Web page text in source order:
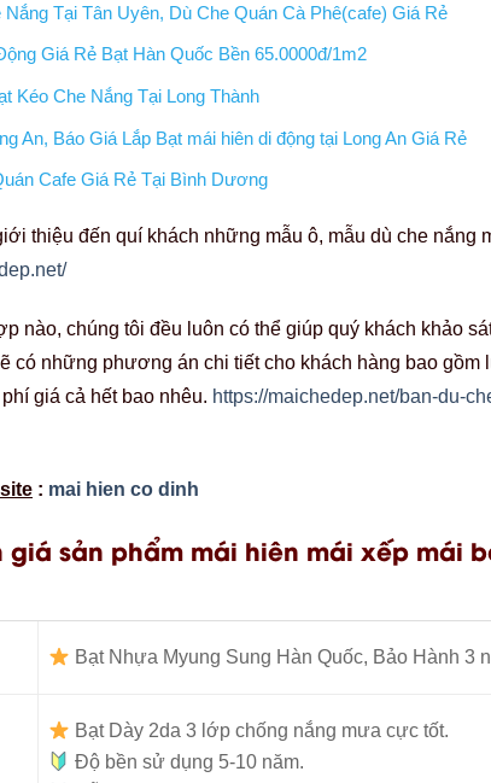
Tại Tân Uyên, Dù Che Quán Cà Phê(cafe) Giá Rẻ
Giá Rẻ Bạt Hàn Quốc Bền 65.0000đ/1m2
Kéo Che Nắng Tại Long Thành
An, Báo Giá Lắp Bạt mái hiên di động tại Long An Giá Rẻ
Cafe Giá Rẻ Tại Bình Dương
thiệu đến quí khách những mẫu ô, mẫu dù che nắng
nào, chúng tôi đều luôn có thể giúp quý khách khảo
có những phương án chi tiết cho khách hàng bao gồm
giá cả hết bao nhêu. https://maichedep.net/ban-du-
: mai hien co dinh
giá sản phẩm mái hiên mái xếp mái
Bạt Nhựa Myung Sung Hàn Quốc, Bảo Hành 3
Bạt Dày 2da 3 lớp chống nắng mưa cực tốt.
Độ bền sử dụng 5-10 năm.